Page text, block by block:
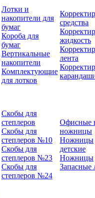
Лотки и
накопители для
бумаг
Короба для
бумаг
Вертикальные
накопители
Комплектующие
для лотков
средства
жидкость
лента
Скобы для
степлеров
Скобы для
степлеров №10
Скобы для
степлеров №23
Скобы для
степлеров №24
Офисные
ножницы
Ножницы
детские
Ножницы
Запасные